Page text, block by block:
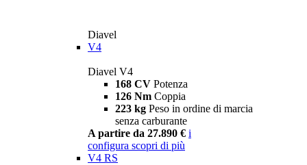
Diavel
V4
Diavel V4
168 CV Potenza
126 Nm Coppia
223 kg Peso in ordine di marcia
senza carburante
A partire da 27.890 € i
configura scopri di più
V4 RS